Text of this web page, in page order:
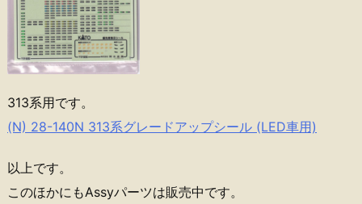
313系用です。
(N) 28-140N 313系グレードアップシール (LED車用)
以上です。
このほかにもAssyパーツは販売中です。